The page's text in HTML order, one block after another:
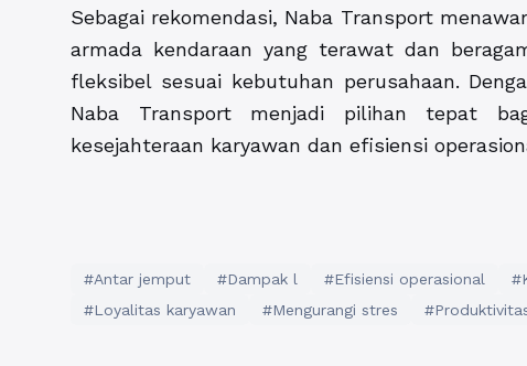
Sebagai rekomendasi, Naba Transport
armada kendaraan yang terawat dan
fleksibel sesuai kebutuhan perusahaan.
Naba Transport menjadi pilihan tepat
kesejahteraan karyawan dan efisiensi
#Antar jemput #Dampak l #Efisiensi operasional
#Loyalitas karyawan
#Mengurangi stres